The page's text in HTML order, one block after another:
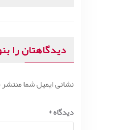
دیدگاهتان را
نشانی ایمیل شما
دیدگاه*